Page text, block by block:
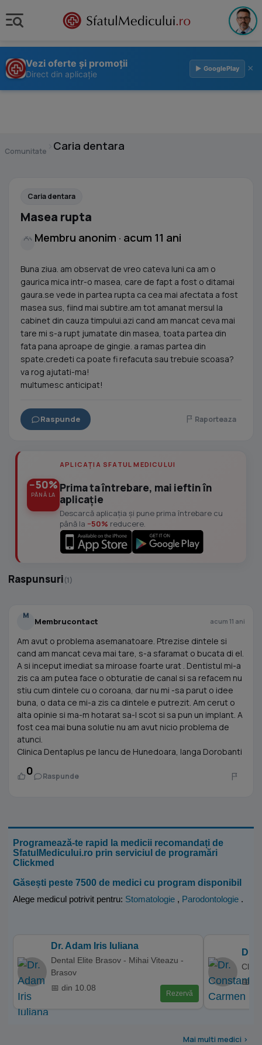
Vezi oferte și promoții
Direct din aplicație
▶ GooglePlay ×
Comunitate Caria dentara
Caria dentara
Masea rupta
Membru anonim · acum 11 ani
Buna ziua. am observat de vreo cateva luni ca am o
gaurica mica intr-o masea, care de fapt a fost o ditamai
gaura.se vede in partea rupta ca cea mai afectata a fost
masea sus, fiind mai subtire.am tot amanat mersul la
cabinet din cauza timpului.azi cand am mancat ceva mai
tare mi s-a rupt jumatate din masea, toata partea din
fata pana aproape de gingie. a ramas partea din
spate.credeti ca poate fi refacuta sau trebuie scoasa?
va rog ajutati-ma!
multumesc anticipat!
Raspunde Raporteaza
−50%
PÂNĂ LA
APLICAȚIA SFATUL MEDICULUI
Prima ta întrebare, mai ieftin în
aplicație
Descarcă aplicația și pune prima întrebare cu
până la −50% reducere.
Raspunsuri(1)
M
Membrucontact acum 11 ani
Am avut o problema asemanatoare. Ptrezise dintele si
cand am mancat ceva mai tare, s-a sfaramat o bucata di el.
A si inceput imediat sa miroase foarte urat . Dentistul mi-a
zis ca am putea face o obturatie de canal si sa refacem nu
stiu cum dintele cu o coroana, dar nu mi -sa parut o idee
buna, o data ce mi-a zis ca dintele e putrezit. Am cerut o
alta opinie si ma-m hotarat sa-l scot si sa pun un implant. A
fost cea mai buna solutie nu am avut nicio problema de
atunci.
Clinica Dentaplus pe Iancu de Hunedoara, langa Dorobanti
0 Raspunde
Programează-te rapid la medicii recomandați de
SfatulMedicului.ro prin serviciul de programări
Clickmed
Găsești peste 7500 de medici cu program disponibil
Alege medicul potrivit pentru: Stomatologie , Parodontologie .
Dr. Adam Iris Iuliana
Dental Elite Brasov - Mihai Viteazu -
Brasov
📅 din 10.08
Rezervă
Dr.
📅
Mai multi medici >